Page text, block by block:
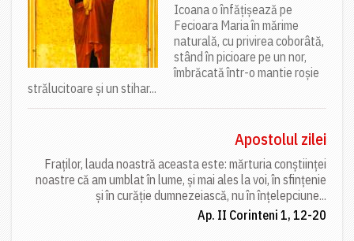
Icoana o înfățișează pe
Fecioara Maria în mărime
naturală, cu privirea coborâtă,
stând în picioare pe un nor,
îmbrăcată într-o mantie roșie
strălucitoare și un stihar...
Apostolul zilei
Fraților, lauda noastră aceasta este: mărturia conștiinței
noastre că am umblat în lume, și mai ales la voi, în sfințenie
și în curăție dumnezeiască, nu în înțelepciune...
Ap. II Corinteni 1, 12-20